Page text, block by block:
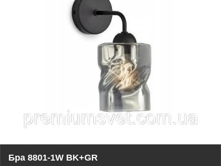
Бра 8801-1W BK+GR